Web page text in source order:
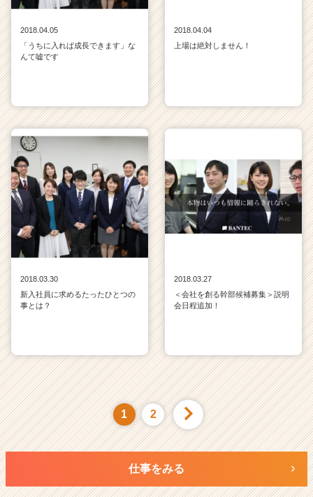
2018.04.05
「うちに入れば成長できます」な
んて嘘です
2018.04.04
上場は絶対しません！
2018.03.30
新入社員に求めるたったひとつの
事とは？
2018.03.27
＜会社を創る幹部候補募集＞説明
会日程追加！
1 2
仕事をみる